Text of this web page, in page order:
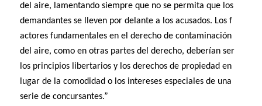
del aire, lamentando siempre que no se permita que los
demandantes se lleven por delante a los acusados. Los f
actores fundamentales en el derecho de contaminación
del aire, como en otras partes del derecho, deberían ser
los principios libertarios y los derechos de propiedad en
lugar de la comodidad o los intereses especiales de una
serie de concursantes.”